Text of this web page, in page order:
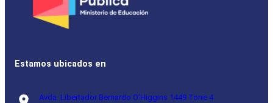
Estamos ubicados en
Avda. Libertador Bernardo O’Higgins 1449 Torre 4